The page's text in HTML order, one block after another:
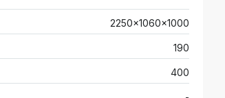
2250×1060×1000
190
400